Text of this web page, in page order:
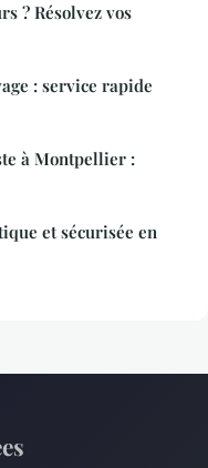
? Résolvez vos
: service rapide
à Montpellier :
et sécurisée en